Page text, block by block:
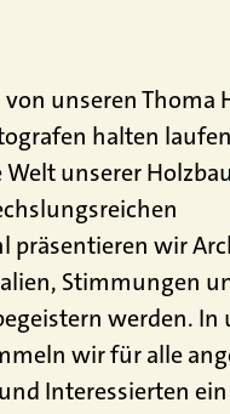
von unseren Thoma
halten
Welt unserer
präsentieren wir
Stimmungen
werden. In
wir für alle
Interessierten ein